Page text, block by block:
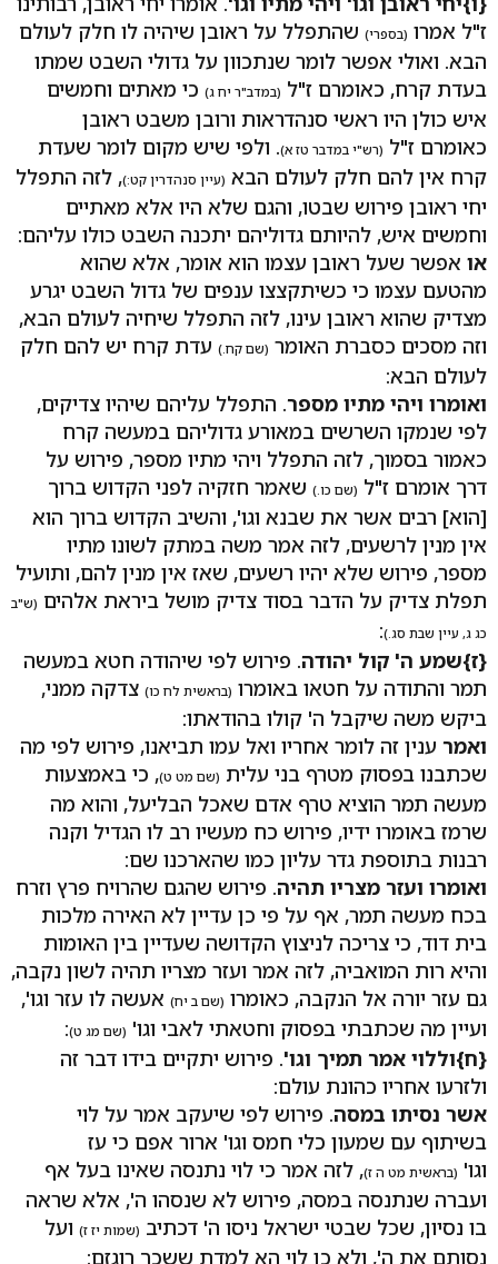
ז"ל אמרו (בספרי) שהתפלל על ראובן שיהיה לו חלק לעולם
הבא. ואולי אפשר לומר שנתכוון על גדולי השבט שמתו
בעדת קרח, כאומרם ז"ל (במדב"ר יח ג) כי מאתים וחמשים
איש כולן היו ראשי סנהדראות ורובן משבט ראובן
כאומרם ז"ל (רש"י במדבר טז א). ולפי שיש מקום לומר שעדת
קרח אין להם חלק לעולם הבא (עיין סנהדרין קט:), לזה התפלל
יחי ראובן פירוש שבטו, והגם שלא היו אלא מאתיים
וחמשים איש, להיותם גדוליהם יתכנה השבט כולו עליהם:
או אפשר שעל ראובן עצמו הוא אומר, אלא שהוא
מהטעם עצמו כי כשיתקצצו ענפים של גדול השבט יגרע
מצדיק שהוא ראובן עינו, לזה התפלל שיחיה לעולם הבא,
וזה מסכים כסברת האומר (שם קח.) עדת קרח יש להם חלק
לעולם הבא:
ואומרו ויהי מתיו מספר. התפלל עליהם שיהיו צדיקים,
לפי שנמקו השרשים במאורע גדוליהם במעשה קרח
כאמור בסמוך, לזה התפלל ויהי מתיו מספר, פירוש על
דרך אומרם ז"ל (שם כו.) שאמר חזקיה לפני הקדוש ברוך
[הוא] רבים אשר את שבנא וגו', והשיב הקדוש ברוך הוא
אין מנין לרשעים, לזה אמר משה במתק לשונו מתיו
מספר, פירוש שלא יהיו רשעים, שאז אין מנין להם, ותועיל
תפלת צדיק על הדבר בסוד צדיק מושל ביראת אלהים (ש"ב
כג ג, עיין שבת סג.):
{ז}שמע ה' קול יהודה. פירוש לפי שיהודה חטא במעשה
תמר והתודה על חטאו באומרו (בראשית לח כו) צדקה ממני,
ביקש משה שיקבל ה' קולו בהודאתו:
ואמר ענין זה לומר אחריו ואל עמו תביאנו, פירוש לפי מה
שכתבנו בפסוק מטרף בני עלית (שם מט ט), כי באמצעות
מעשה תמר הוציא טרף אדם שאכל הבליעל, והוא מה
שרמז באומרו ידיו, פירוש כח מעשיו רב לו הגדיל וקנה
רבנות בתוספת גדר עליון כמו שהארכנו שם:
ואומרו ועזר מצריו תהיה. פירוש שהגם שהרויח פרץ וזרח
בכח מעשה תמר, אף על פי כן עדיין לא האירה מלכות
בית דוד, כי צריכה לניצוץ הקדושה שעדיין בין האומות
והיא רות המואביה, לזה אמר ועזר מצריו תהיה לשון נקבה,
גם עזר יורה אל הנקבה, כאומרו (שם ב יח) אעשה לו עזר וגו',
ועיין מה שכתבתי בפסוק וחטאתי לאבי וגו' (שם מג ט):
{ח}וללוי אמר תמיך וגו'. פירוש יתקיים בידו דבר זה
ולזרעו אחריו כהונת עולם:
אשר נסיתו במסה. פירוש לפי שיעקב אמר על לוי
בשיתוף עם שמעון כלי חמס וגו' ארור אפם כי עז
וגו' (בראשית מט ה ז), לזה אמר כי לוי נתנסה שאינו בעל אף
ועברה שנתנסה במסה, פירוש לא שנסהו ה', אלא שראה
בו נסיון, שכל שבטי ישראל ניסו ה' דכתיב (שמות יז ז) ועל
נסותם את ה', ולא כן לוי הא למדת ששכך רוגזם: